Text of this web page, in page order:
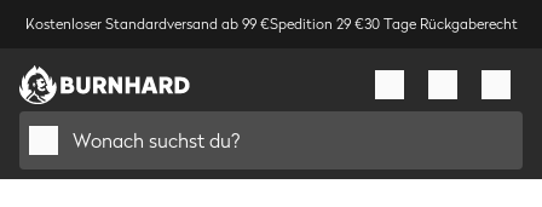
Kostenloser Standardversand ab 99 €Spedition 29 €30 Tage Rückgaberecht
Wonach suchst du?